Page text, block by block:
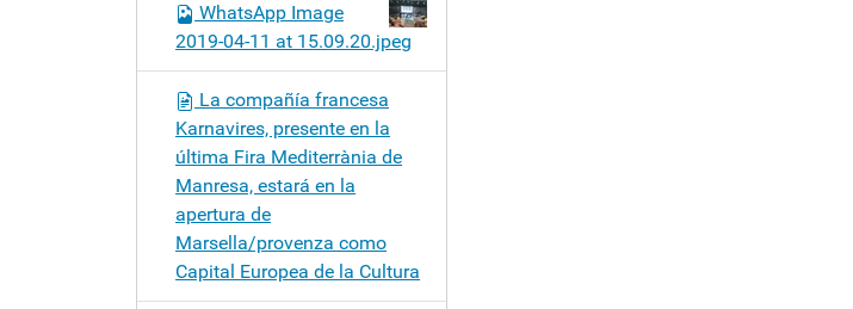
WhatsApp Image
2019-04-11 at 15.09.20.jpeg
La compañía francesa
Karnavires, presente en la
última Fira Mediterrània de
Manresa, estará en la
apertura de
Marsella/provenza como
Capital Europea de la Cultura